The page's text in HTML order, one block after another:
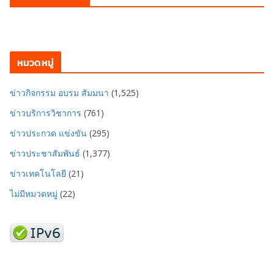
หมวดหมู่
ข่าวกิจกรรม อบรม สัมมนา (1,525)
ข่าวบริการวิชาการ (761)
ข่าวประกวด แข่งขัน (295)
ข่าวประชาสัมพันธ์ (1,377)
ข่าวเทคโนโลยี (21)
ไม่มีหมวดหมู่ (22)